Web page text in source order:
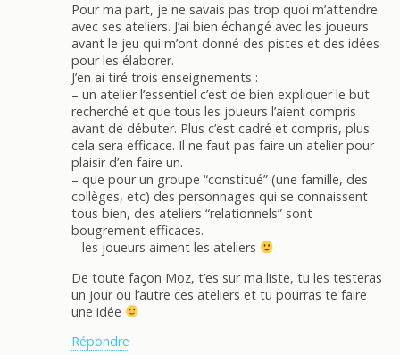
Pour ma part, je ne savais pas trop quoi m’attendre
avec ses ateliers. J’ai bien échangé avec les joueurs
avant le jeu qui m’ont donné des pistes et des idées
pour les élaborer.
J’en ai tiré trois enseignements :
– un atelier l’essentiel c’est de bien expliquer le but
recherché et que tous les joueurs l’aient compris
avant de débuter. Plus c’est cadré et compris, plus
cela sera efficace. Il ne faut pas faire un atelier pour
plaisir d’en faire un.
– que pour un groupe “constitué” (une famille, des
collèges, etc) des personnages qui se connaissent
tous bien, des ateliers “relationnels” sont
bougrement efficaces.
– les joueurs aiment les ateliers
De toute façon Moz, t’es sur ma liste, tu les testeras
un jour ou l’autre ces ateliers et tu pourras te faire
une idée
Répondre